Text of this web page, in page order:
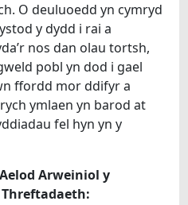
O deuluoedd yn cymryd
y dydd i rai a
nos dan olau tortsh,
pobl yn dod i gael
ffordd mor ddifyr a
ymlaen yn barod at
fel hyn yn y
Arweiniol y